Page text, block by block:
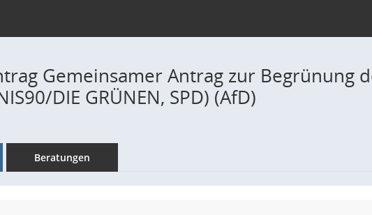
Gemeinsamer Antrag zur Begrünung
DIE GRÜNEN, SPD) (AfD)
Beratungen